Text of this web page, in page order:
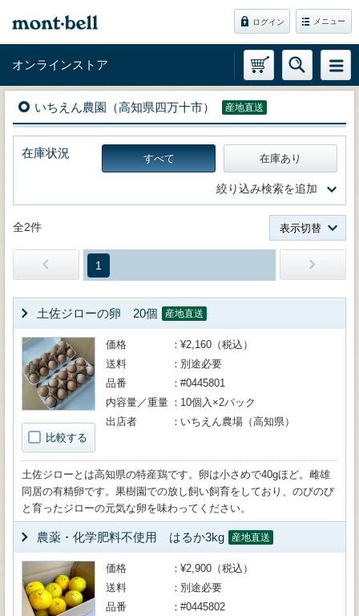
ログイン メニュー
オンラインストア
いちえん農園（高知県四万十市） 産地直送
在庫状況 すべて 在庫あり
絞り込み検索を追加
全2件 表示切替
1
土佐ジローの卵 20個 産地直送
比較する
価格
¥2,160（税込）
送料
別途必要
品番
#0445801
内容量／重量
10個入×2パック
出店者
いちえん農場（高知県）
土佐ジローとは高知県の特産鶏です。卵は小さめで40gほど。雌雄
同居の有精卵です。果樹園での放し飼い飼育をしており、のびのび
と育ったジローの元気な卵を味わってください。
農薬・化学肥料不使用 はるか3kg 産地直送
価格
¥2,900（税込）
送料
別途必要
品番
#0445802